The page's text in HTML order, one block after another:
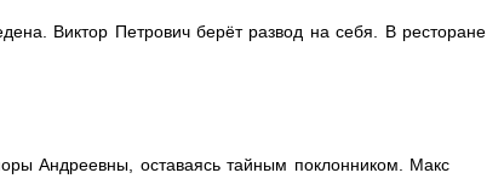
Виктор Петрович берёт развод на себя. В ресторане
Андреевны, оставаясь тайным поклонником. Макс